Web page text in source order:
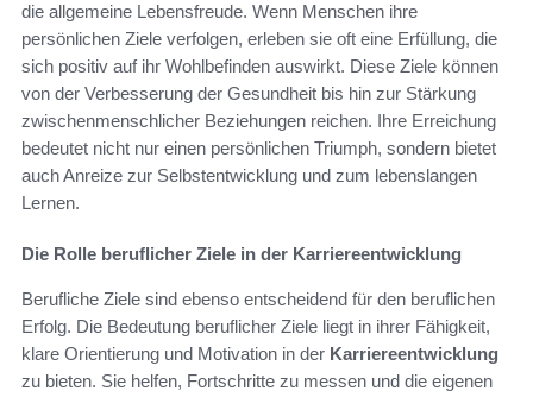
die allgemeine Lebensfreude. Wenn Menschen ihre
persönlichen Ziele verfolgen, erleben sie oft eine Erfüllung, die
sich positiv auf ihr Wohlbefinden auswirkt. Diese Ziele können
von der Verbesserung der Gesundheit bis hin zur Stärkung
zwischenmenschlicher Beziehungen reichen. Ihre Erreichung
bedeutet nicht nur einen persönlichen Triumph, sondern bietet
auch Anreize zur Selbstentwicklung und zum lebenslangen
Lernen.
Die Rolle beruflicher Ziele in der Karriereentwicklung
Berufliche Ziele sind ebenso entscheidend für den beruflichen
Erfolg. Die Bedeutung beruflicher Ziele liegt in ihrer Fähigkeit,
klare Orientierung und Motivation in der Karriereentwicklung
zu bieten. Sie helfen, Fortschritte zu messen und die eigenen